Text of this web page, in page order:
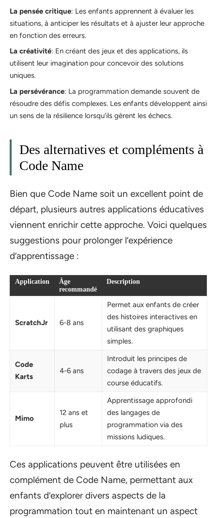
La pensée critique: Les enfants apprennent à évaluer les
situations, à anticiper les résultats et à ajuster leur approche
en fonction des erreurs.
La créativité: En créant des jeux et des applications, ils
utilisent leur imagination pour concevoir des solutions
uniques.
La persévérance: La programmation demande souvent de
résoudre des défis complexes. Les enfants développent ainsi
un sens de la résilience lorsqu’ils gèrent les échecs.
Des alternatives et compléments à
Code Name
Bien que Code Name soit un excellent point de
départ, plusieurs autres applications éducatives
viennent enrichir cette approche. Voici quelques
suggestions pour prolonger l’expérience
d’apprentissage :
Application
Âge
recommandé
Description
ScratchJr 6-8 ans
Permet aux enfants de créer
des histoires interactives en
utilisant des graphiques
simples.
Code
Karts
4-6 ans
Introduit les principes de
codage à travers des jeux de
course éducatifs.
Mimo
12 ans et
plus
Apprentissage approfondi
des langages de
programmation via des
missions ludiques.
Ces applications peuvent être utilisées en
complément de Code Name, permettant aux
enfants d’explorer divers aspects de la
programmation tout en maintenant un aspect